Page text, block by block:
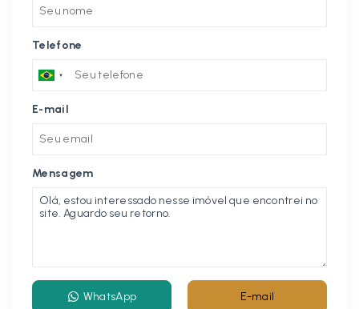
Telefone
E-mail
Mensagem
WhatsApp E-mail